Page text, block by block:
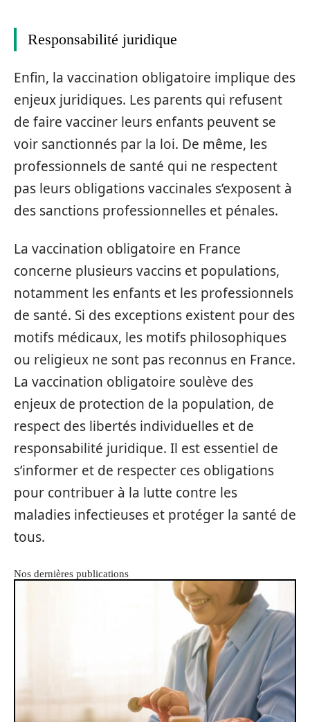
Responsabilité juridique
Enfin, la vaccination obligatoire implique des
enjeux juridiques. Les parents qui refusent
de faire vacciner leurs enfants peuvent se
voir sanctionnés par la loi. De même, les
professionnels de santé qui ne respectent
pas leurs obligations vaccinales s’exposent à
des sanctions professionnelles et pénales.
La vaccination obligatoire en France
concerne plusieurs vaccins et populations,
notamment les enfants et les professionnels
de santé. Si des exceptions existent pour des
motifs médicaux, les motifs philosophiques
ou religieux ne sont pas reconnus en France.
La vaccination obligatoire soulève des
enjeux de protection de la population, de
respect des libertés individuelles et de
responsabilité juridique. Il est essentiel de
s’informer et de respecter ces obligations
pour contribuer à la lutte contre les
maladies infectieuses et protéger la santé de
tous.
Nos dernières publications